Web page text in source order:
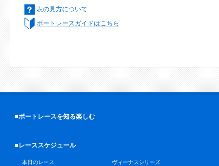
表の見方について
ボートレースガイドはこちら
■ボートレースを知る楽しむ
■レーススケジュール
本日のレース
ヴィーナスシリーズ